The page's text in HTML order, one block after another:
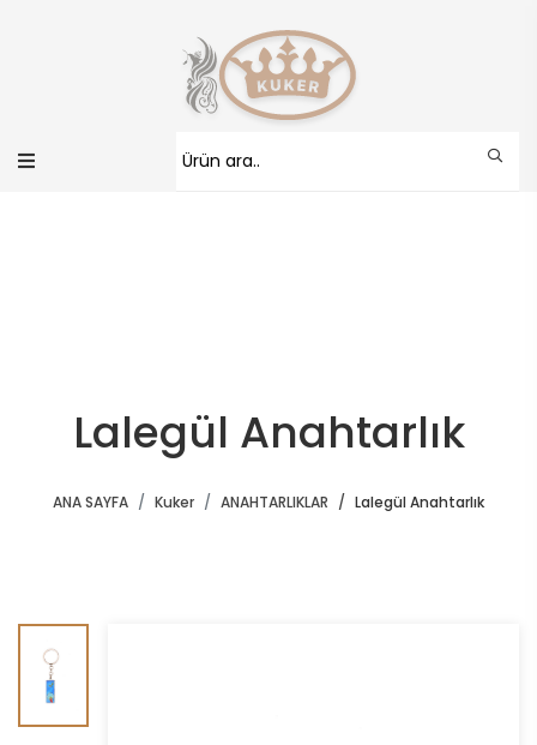
Lalegül Anahtarlık
ANA SAYFA Kuker ANAHTARLIKLAR Lalegül Anahtarlık